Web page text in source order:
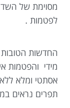
מסוימת של השד
לפטמות .
החדשות
מידי והפטמות
אסתטי ומלא
תפרים נראים